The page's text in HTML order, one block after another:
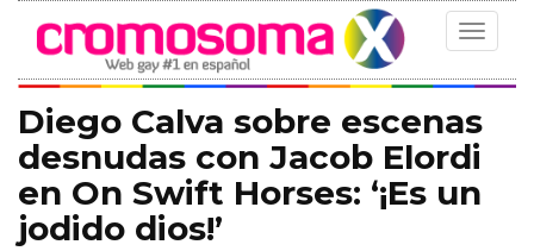
Toggle
Diego Calva sobre escenas
desnudas con Jacob Elordi
en On Swift Horses: ‘¡Es un
jodido dios!’